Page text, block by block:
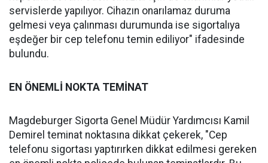
servislerde yapılıyor. Cihazın onarılamaz duruma
gelmesi veya çalınması durumunda ise sigortalıya
eşdeğer bir cep telefonu temin ediliyor" ifadesinde
bulundu.
EN ÖNEMLİ NOKTA TEMİNAT
Magdeburger Sigorta Genel Müdür Yardımcısı Kamil
Demirel teminat noktasına dikkat çekerek, "Cep
telefonu sigortası yaptırırken dikkat edilmesi gereken